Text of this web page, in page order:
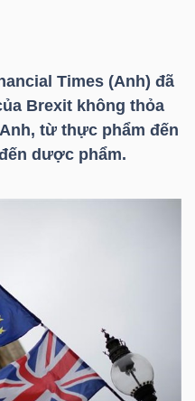
Times (Anh) đã
Brexit không thỏa
từ thực phẩm đến
dược phẩm.